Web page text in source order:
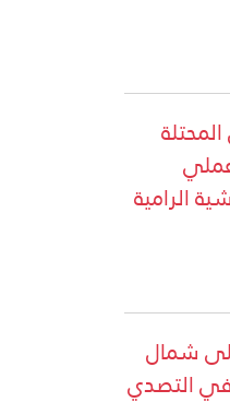
الرامية
شمال
التصدي